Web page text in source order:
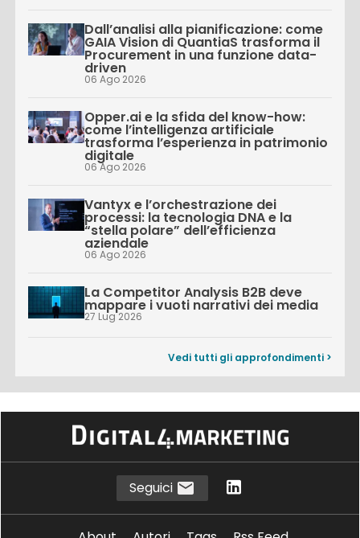
Dall’analisi alla pianificazione: come
GAIA Vision di QuantiaS trasforma il
Procurement in una funzione data-
driven
06 Ago 2026
Opper.ai e la sfida del know-how:
come l’intelligenza artificiale
trasforma l’esperienza in patrimonio
digitale
06 Ago 2026
Vantyx e l’orchestrazione dei
processi: la tecnologia DNA e la
“stella polare” dell’efficienza
aziendale
06 Ago 2026
La Competitor Analysis B2B deve
mappare i vuoti narrativi dei media
27 Lug 2026
Vedi tutti gli approfondimenti >
Seguici